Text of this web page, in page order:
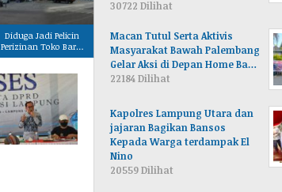
‎Diduga Jadi Pelicin
Perizinan Toko Baru,
Ind
30722 Dilihat
Macan Tutul Serta Aktivis
Masyarakat Bawah Palembang
Gelar Aksi di Depan Home Ba…
22184 Dilihat
Kapolres Lampung Utara dan
jajaran Bagikan Bansos
Kepada Warga terdampak El
Nino
20559 Dilihat